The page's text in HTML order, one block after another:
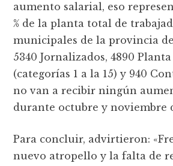
aumento salarial, eso
% de la planta total de
municipales de la provincia
5340 Jornalizados, 4890
(categorías 1 a la 15) y 940
no van a recibir ningún
durante octubre y noviembre
Para concluir, advirtieron:
nuevo atropello y la falta de